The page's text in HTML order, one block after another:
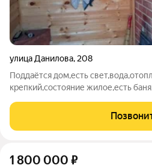
улица Данилова, 208
Поддаётся дом,есть
крепкий,состояние жилое,есть
1 800 000 ₽